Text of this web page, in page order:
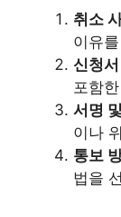
취소
이유
신청
포함
서명
이나
통보
법을